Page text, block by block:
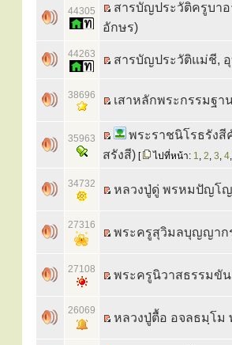
44305
สารบัญประวัติครูบา
อักษร)
44263 สารบัญประวัติแม่ชี,
38696 เสาหลักพระกรรมฐา
35963
พระราชนิโรธรัง
สรังสี) [ ไปที่หน้า: 1, 2, 3, 4,
34732 หลวงปู่ดู่ พรหมปัญโญ
27316
พระครูสุวิมลบุญญา
27108 พระครูนิวาสธรรมขั
26069
หลวงปู่ตื้อ อจลธมฺโม